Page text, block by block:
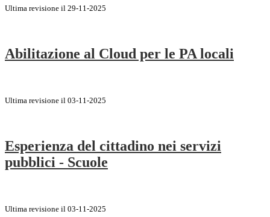
Ultima revisione il 29-11-2025
Abilitazione al Cloud per le PA locali
Ultima revisione il 03-11-2025
Esperienza del cittadino nei servizi
pubblici - Scuole
Ultima revisione il 03-11-2025